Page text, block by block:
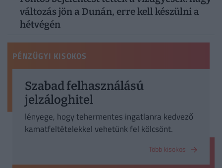
változás jön a Dunán, erre kell készülni a
hétvégén
PÉNZÜGYI KISOKOS
Szabad felhasználású
jelzáloghitel
lényege, hogy tehermentes ingatlanra kedvező
kamatfeltételekkel vehetünk fel kölcsönt.
Több kisokos